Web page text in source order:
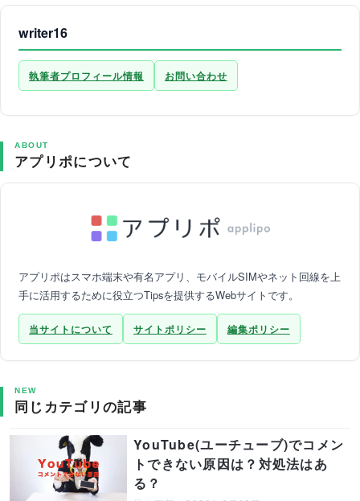
writer16
執筆者プロフィール情報 お問い合わせ
ABOUT
アプリポについて
アプリポはスマホ端末や有名アプリ、モバイルSIMやネット回線を上
手に活用するために役立つTipsを提供するWebサイトです。
当サイトについて サイトポリシー 編集ポリシー
NEW
同じカテゴリの記事
YouTube(ユーチューブ)でコメン
トできない原因は？対処法はあ
る？